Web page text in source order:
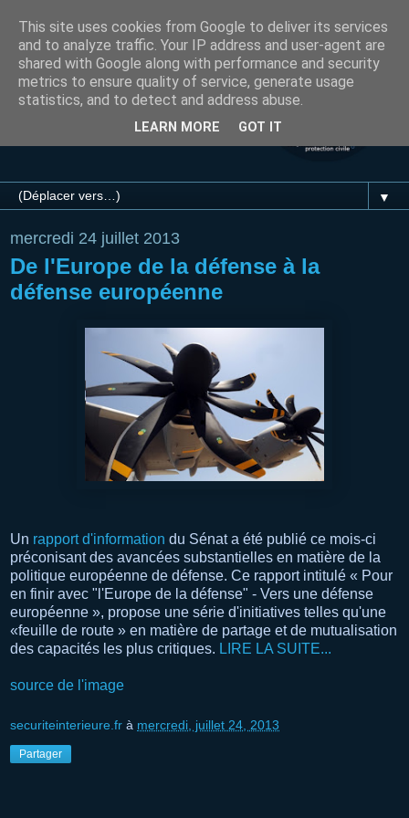
▼
mercredi 24 juillet 2013
De l'Europe de la défense à la
défense européenne
Un rapport d'information du Sénat a été publié ce mois-ci
préconisant des avancées substantielles en matière de la
politique européenne de défense. Ce rapport intitulé « Pour
en finir avec "l'Europe de la défense" - Vers une défense
européenne », propose une série d'initiatives telles qu'une
«feuille de route » en matière de partage et de mutualisation
des capacités les plus critiques. LIRE LA SUITE...
source de l'image
securiteinterieure.fr à mercredi, juillet 24, 2013
Partager
This site uses cookies from Google to deliver its services
and to analyze traffic. Your IP address and user-agent are
shared with Google along with performance and security
metrics to ensure quality of service, generate usage
statistics, and to detect and address abuse.
LEARN MORE GOT IT